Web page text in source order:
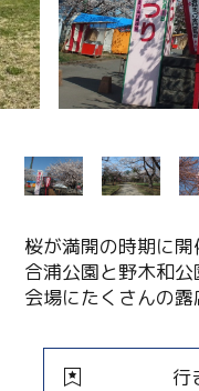
桜が満開の時期に開
合浦公園と野木和
会場にたくさんの露
行